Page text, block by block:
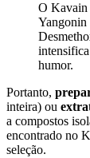
O Kavain
humor.
Portanto,
inteira) ou
a compostos
encontrado no
seleção.